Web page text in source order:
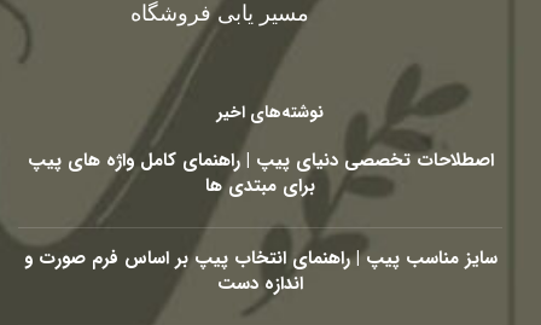
مسیر یابی فروشگاه
نوشته‌های اخیر
اصطلاحات تخصصی دنیای پیپ | راهنمای کامل واژه های پیپ
برای مبتدی ها
سایز مناسب پیپ | راهنمای انتخاب پیپ بر اساس فرم صورت و
اندازه دست